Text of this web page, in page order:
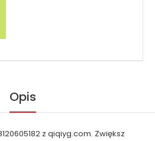
Opis
z qiqiyg.com. Zwiększ